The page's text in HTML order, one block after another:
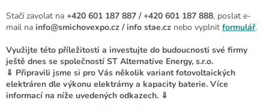
Stačí zavolat na +420 601 187 887 / +420 601 187 888, poslat e-
mail na info@smichovexpo.cz / info stae.cz nebo vyplnit formulář.
Využijte této příležitosti a investujte do budoucnosti své firmy
ještě dnes se společností ST Alternative Energy, s.r.o.
⇓ Připravili jsme si pro Vás několik variant fotovoltaických
elektráren dle výkonu elektrárny a kapacity baterie. Více
informací na níže uvedených odkazech. ⇓